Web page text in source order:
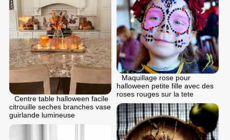
Centre table halloween facile
citrouille seches branches vase
guirlande lumineuse
Maquillage rose pour
halloween petite fille avec des
roses rouges sur la tete